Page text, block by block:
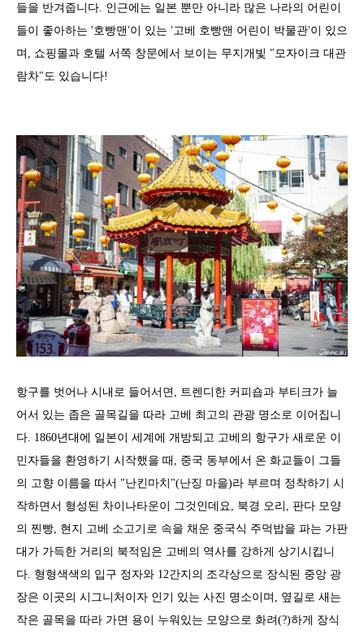
들을 반겨줍니다. 인근에는 일본 뿐만 아니라 많은 나라의 어린이
들이 좋아하는 '호빵맨'이 있는 '고베 호빵맨 어린이 박물관'이 있으
며, 쇼핑몰과 호텔 서쪽 창문에서 보이는 무지개빛 "모자이크 대관
람차"도 있습니다!
항구를 벗어나 시내로 들어서면, 트렌디한 커피숍과 부티크가 늘
어서 있는 좁은 골목길을 따라 고베 최고의 관광 명소로 이어집니
다. 1860년대에 일본이 세계에 개방되고 고베의 항구가 새로운 이
민자들을 환영하기 시작했을 때, 중국 동부에서 온 화교들이 그들
의 고향 이름을 따서 "난킨마치"(난징 마을)라 부르며 정착하기 시
작하면서 형성된 차이나타운이 그것인데요, 북경 오리, 판다 모양
의 찐빵, 현지 고베 소고기로 속을 채운 중국식 주먹밥을 파는 가판
대가 가득한 거리의 북적임은 고베의 역사를 강하게 상기시킵니
다. 형형색색의 입구 정자와 12간지의 조각상으로 장식된 중앙 광
장은 이곳의 시그니처이자 인기 있는 사진 명소이며, 옆길로 새는
작은 골목을 따라 가면 용이 누워있는 모양으로 화려(?)하게 장식